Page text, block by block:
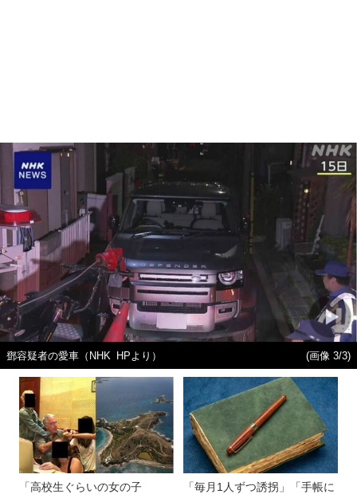
鄧容疑者の愛車（NHK HPより） (画像 3/3)
「高校生ぐらいの女の子
「毎月1人ずつ誘拐」「手帳に